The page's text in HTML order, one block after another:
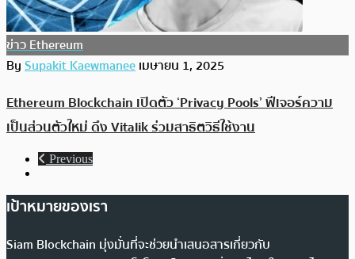
ข่าว Ethereum
BySupakit Kaewmaneeเมษายน 1, 2025
Ethereum Blockchain เปิดตัว ‘Privacy Pools’ ฟีเจอร์ความ
เป็นส่วนตัวใหม่ ดึง Vitalik ร่วมสาธิตวิธีใช้งาน
Previous
เป้าหมายของเรา
Siam Blockchain มุ่งมั่นที่จะช่วยนำเสนอสารเกี่ยวกับ